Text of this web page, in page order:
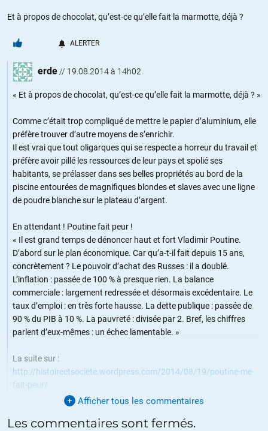
Et à propos de chocolat, qu’est-ce qu’elle fait la marmotte, déjà ?
ALERTER
erde // 19.08.2014 à 14h02
« Et à propos de chocolat, qu’est-ce qu’elle fait la marmotte, déjà ? »
Comme c’était trop compliqué de mettre le papier d’aluminium, elle
préfère trouver d’autre moyens de s’enrichir.
Il est vrai que tout oligarques qui se respecte a horreur du travail et
préfère avoir pillé les ressources de leur pays et spolié ses
habitants, se prélasser dans ses belles propriétés au bord de la
piscine entourées de magnifiques blondes et slaves avec une ligne
de poudre blanche sur le plateau d’argent.
En attendant ! Poutine fait peur !
« Il est grand temps de dénoncer haut et fort Vladimir Poutine.
D’abord sur le plan économique. Car qu’a-t-il fait depuis 15 ans,
concrètement ? Le pouvoir d’achat des Russes : il a doublé.
L’inflation : passée de 100 % à presque rien. La balance
commerciale : largement redressée et désormais excédentaire. Le
taux d’emploi : en très forte hausse. La dette publique : passée de
90 % du PIB à 10 %. La pauvreté : divisée par 2. Bref, les chiffres
parlent d’eux-mêmes : un échec lamentable. »
La suite sur :
http://histoireetsociete.wordpress.com/2014/08/19/poutine-me-
fait-peur/
Afficher tous les commentaires
Les commentaires sont fermés.